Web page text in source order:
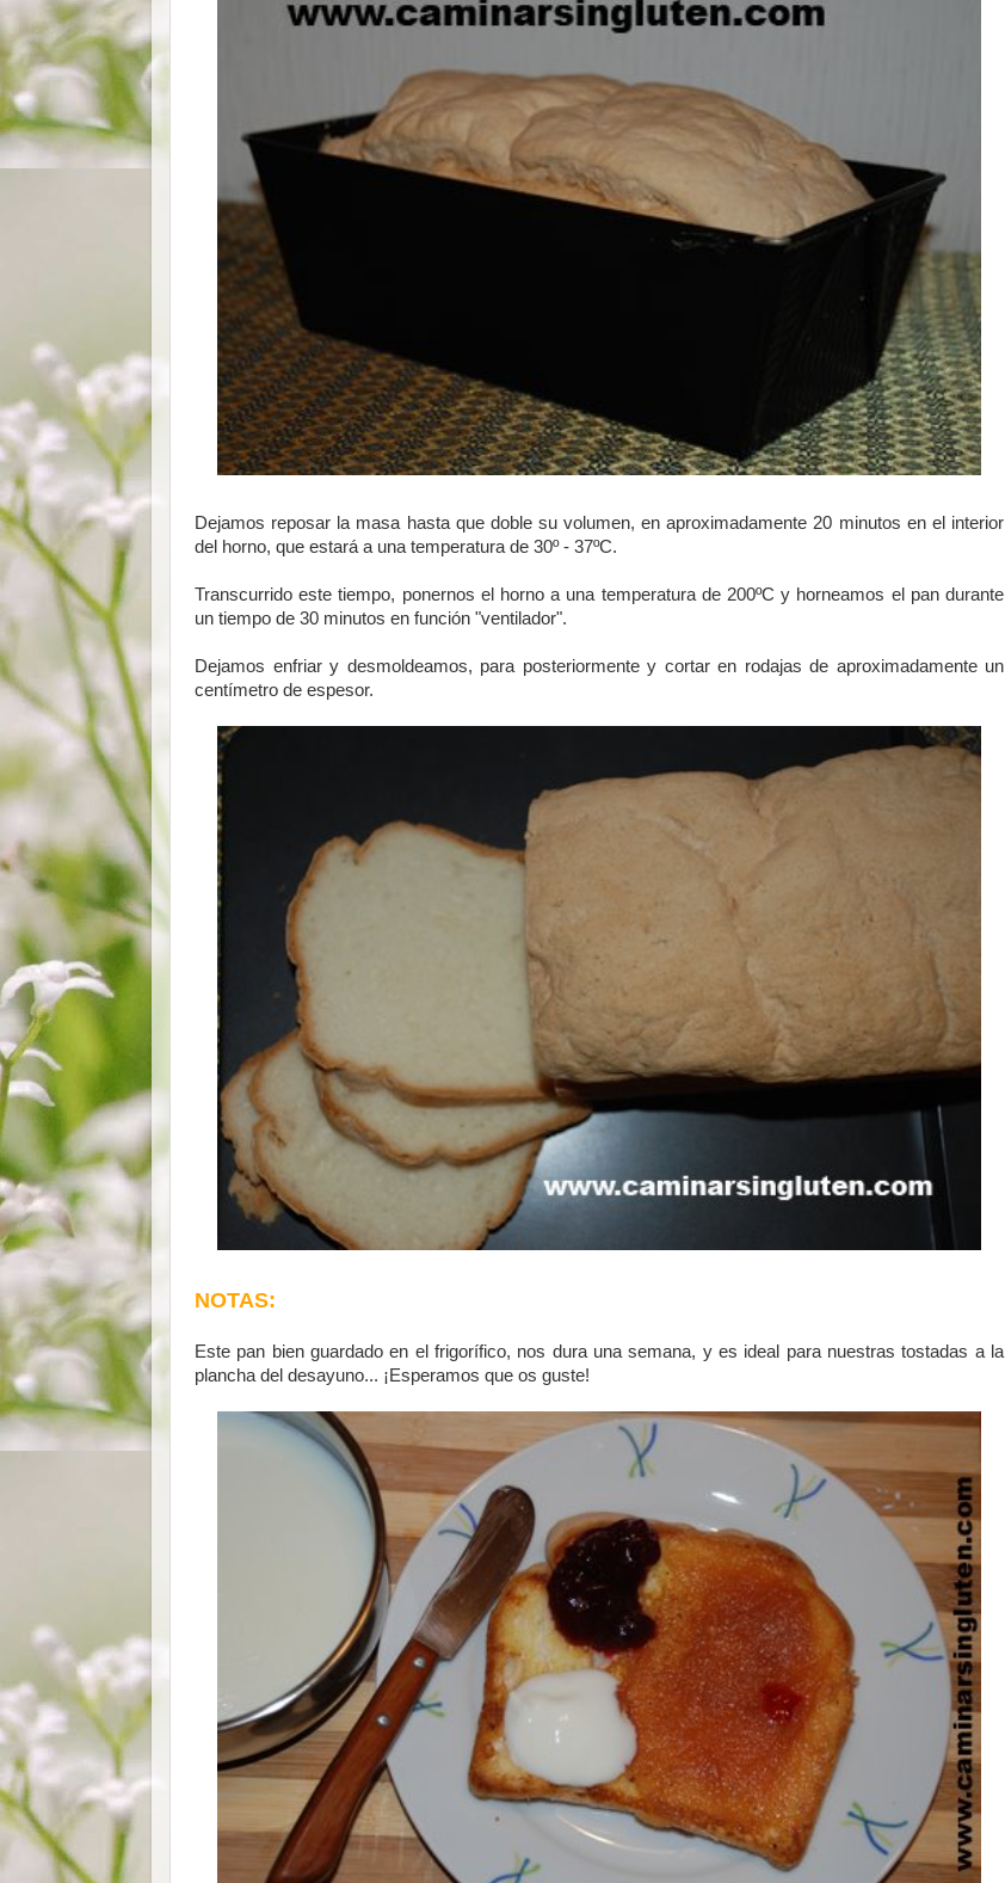
Dejamos reposar la masa hasta que doble su volumen, en aproximadamente 20 minutos en el interior
del horno, que estará a una temperatura de 30º - 37ºC.
Transcurrido este tiempo, ponernos el horno a una temperatura de 200ºC y horneamos el pan durante
un tiempo de 30 minutos en función "ventilador".
Dejamos enfriar y desmoldeamos, para posteriormente y cortar en rodajas de aproximadamente un
centímetro de espesor.
NOTAS:
Este pan bien guardado en el frigorífico, nos dura una semana, y es ideal para nuestras tostadas a la
plancha del desayuno... ¡Esperamos que os guste!